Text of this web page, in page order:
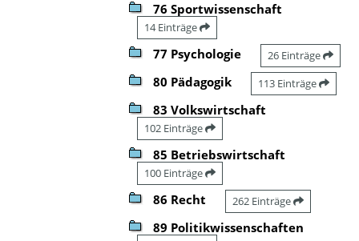
76 Sportwissenschaft
14 Einträge
77 Psychologie 26 Einträge
80 Pädagogik 113 Einträge
83 Volkswirtschaft
102 Einträge
85 Betriebswirtschaft
100 Einträge
86 Recht 262 Einträge
89 Politikwissenschaften